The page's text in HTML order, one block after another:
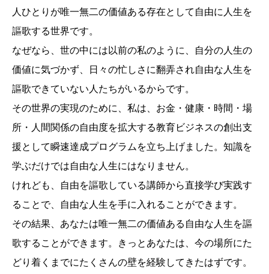
人ひとりが唯一無二の価値ある存在として自由に人生を
謳歌する世界です。
なぜなら、世の中には以前の私のように、自分の人生の
価値に気づかず、日々の忙しさに翻弄され自由な人生を
謳歌できていない人たちがいるからです。
その世界の実現のために、私は、お金・健康・時間・場
所・人間関係の自由度を拡大する教育ビジネスの創出支
援として瞬速達成プログラムを立ち上げました。知識を
学ぶだけでは自由な人生にはなりません。
けれども、自由を謳歌している講師から直接学び実践す
ることで、自由な人生を手に入れることができます。
その結果、あなたは唯一無二の価値ある自由な人生を謳
歌することができます。きっとあなたは、今の場所にた
どり着くまでにたくさんの壁を経験してきたはずです。